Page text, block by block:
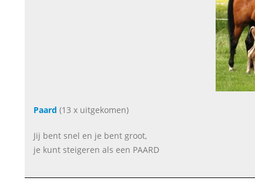
Paard (13 x uitgekomen)
Jij bent snel en je bent groot,
je kunt steigeren als een PAARD